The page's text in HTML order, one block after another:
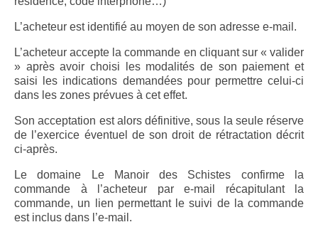
L’acheteur est identifié au moyen de son adresse e-mail.
L’acheteur accepte la commande en cliquant sur « valider
» après avoir choisi les modalités de son paiement et
saisi les indications demandées pour permettre celui-ci
dans les zones prévues à cet effet.
Son acceptation est alors définitive, sous la seule réserve
de l’exercice éventuel de son droit de rétractation décrit
ci-après.
Le domaine Le Manoir des Schistes confirme la
commande à l’acheteur par e-mail récapitulant la
commande, un lien permettant le suivi de la commande
est inclus dans l’e-mail.